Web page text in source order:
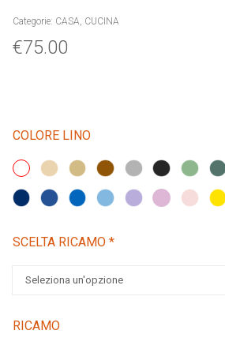
Categorie: CASA CUCINA
€75.00
COLORE LINO
SCELTA RICAMO *
RICAMO